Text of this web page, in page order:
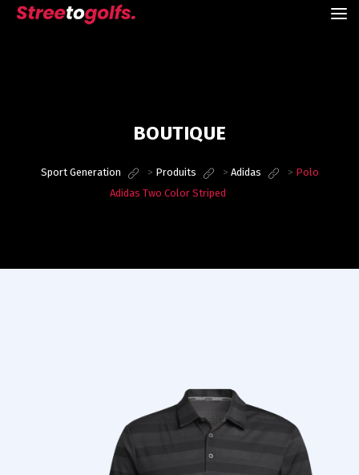
BOUTIQUE
Sport Generation > Produits > Adidas > Polo
Adidas Two Color Striped